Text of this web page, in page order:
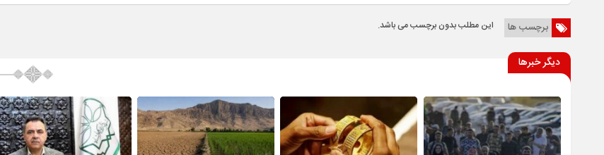
برچسب ها این مطلب بدون برچسب می باشد.
دیگر خبرها